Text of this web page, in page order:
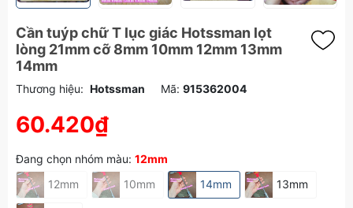
Cần tuýp chữ T lục giác Hotssman lọt
lòng 21mm cỡ 8mm 10mm 12mm 13mm
14mm
Thương hiệu: Hotssman Mã: 915362004
60.420₫
Đang chọn nhóm màu: 12mm
12mm
10mm 14mm 13mm